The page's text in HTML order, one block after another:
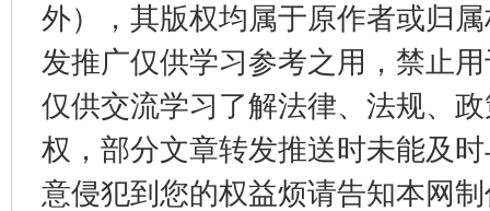
外），其版权均属于原作者或归
发推广仅供学习参考之用，禁止
仅供交流学习了解法律、法规、
权，部分文章转发推送时未能及
意侵犯到您的权益烦请告知本网